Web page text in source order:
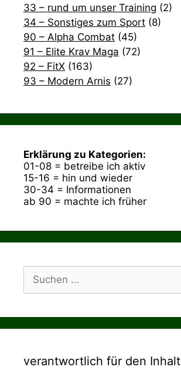
33 – rund um unser Training (2)
34 – Sonstiges zum Sport (8)
90 – Alpha Combat (45)
91 – Elite Krav Maga (72)
92 – FitX (163)
93 – Modern Arnis (27)
Erklärung zu Kategorien:
01-08 = betreibe ich aktiv
15-16 = hin und wieder
30-34 = Informationen
ab 90 = machte ich früher
nach:
verantwortlich für den Inhalt